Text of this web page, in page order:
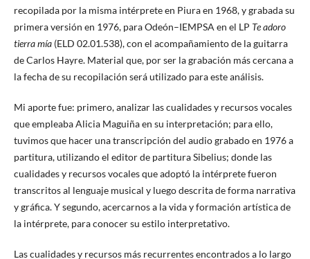
recopilada por la misma intérprete en Piura en 1968, y grabada su
primera versión en 1976, para Odeón–IEMPSA en el LP Te adoro
tierra mía (ELD 02.01.538), con el acompañamiento de la guitarra
de Carlos Hayre. Material que, por ser la grabación más cercana a
la fecha de su recopilación será utilizado para este análisis.
Mi aporte fue: primero, analizar las cualidades y recursos vocales
que empleaba Alicia Maguiña en su interpretación; para ello,
tuvimos que hacer una transcripción del audio grabado en 1976 a
partitura, utilizando el editor de partitura Sibelius; donde las
cualidades y recursos vocales que adoptó la intérprete fueron
transcritos al lenguaje musical y luego descrita de forma narrativa
y gráfica. Y segundo, acercarnos a la vida y formación artística de
la intérprete, para conocer su estilo interpretativo.
Las cualidades y recursos más recurrentes encontrados a lo largo